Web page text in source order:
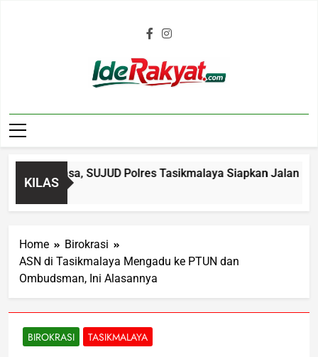
Iderakyat.com
KILAS
Biasa, SUJUD Polres Tasikmalaya Siapkan Jalan
Home
Birokrasi
ASN di Tasikmalaya Mengadu ke PTUN dan
Ombudsman, Ini Alasannya
BIROKRASI TASIKMALAYA